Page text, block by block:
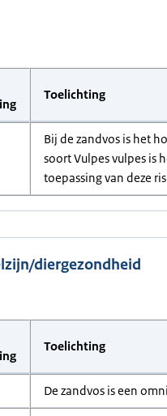
Toelichting
Bij de zandvos is het
soort Vulpes vulpes is
toepassing van deze
diergezondheid
Toelichting
De zandvos is een